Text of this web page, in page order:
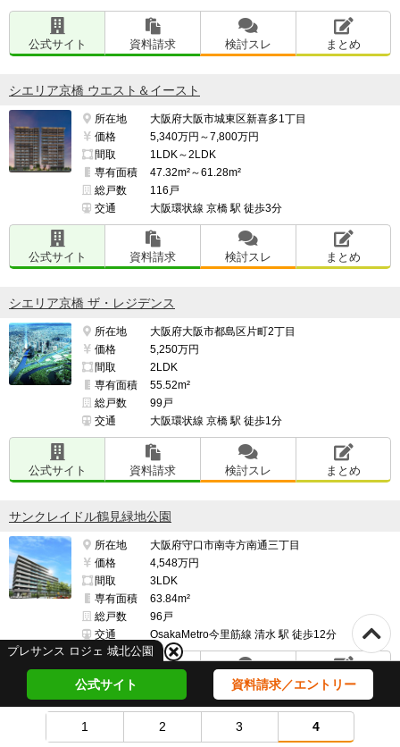
プレサンス ロジェ 城北公園
公式サイト 資料請求／エントリー
1 2 3 4
公式サイト 資料請求 検討スレ まとめ
シエリア京橋 ウエスト＆イースト
所在地
大阪府大阪市城東区新喜多1丁目
価格
5,340万円～7,800万円
間取
1LDK～2LDK
専有面積
47.32m²～61.28m²
総戸数
116戸
交通
大阪環状線 京橋 駅 徒歩3分
公式サイト 資料請求 検討スレ まとめ
シエリア京橋 ザ・レジデンス
所在地
大阪府大阪市都島区片町2丁目
価格
5,250万円
間取
2LDK
専有面積
55.52m²
総戸数
99戸
交通
大阪環状線 京橋 駅 徒歩1分
公式サイト 資料請求 検討スレ まとめ
サンクレイドル鶴見緑地公園
所在地
大阪府守口市南寺方南通三丁目
価格
4,548万円
間取
3LDK
専有面積
63.84m²
総戸数
96戸
交通
OsakaMetro今里筋線 清水 駅 徒歩12分
公式サイト 資料請求 検討スレ まとめ
プレサンス ロジェ 鶴見緑地公園 フロント